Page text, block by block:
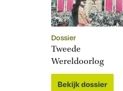
Dossier
Tweede
Wereldoorlog
Bekijk dossier